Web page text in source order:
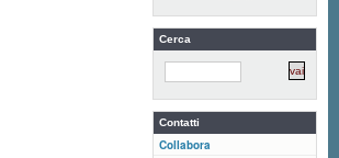
Cerca
Contatti
Collabora